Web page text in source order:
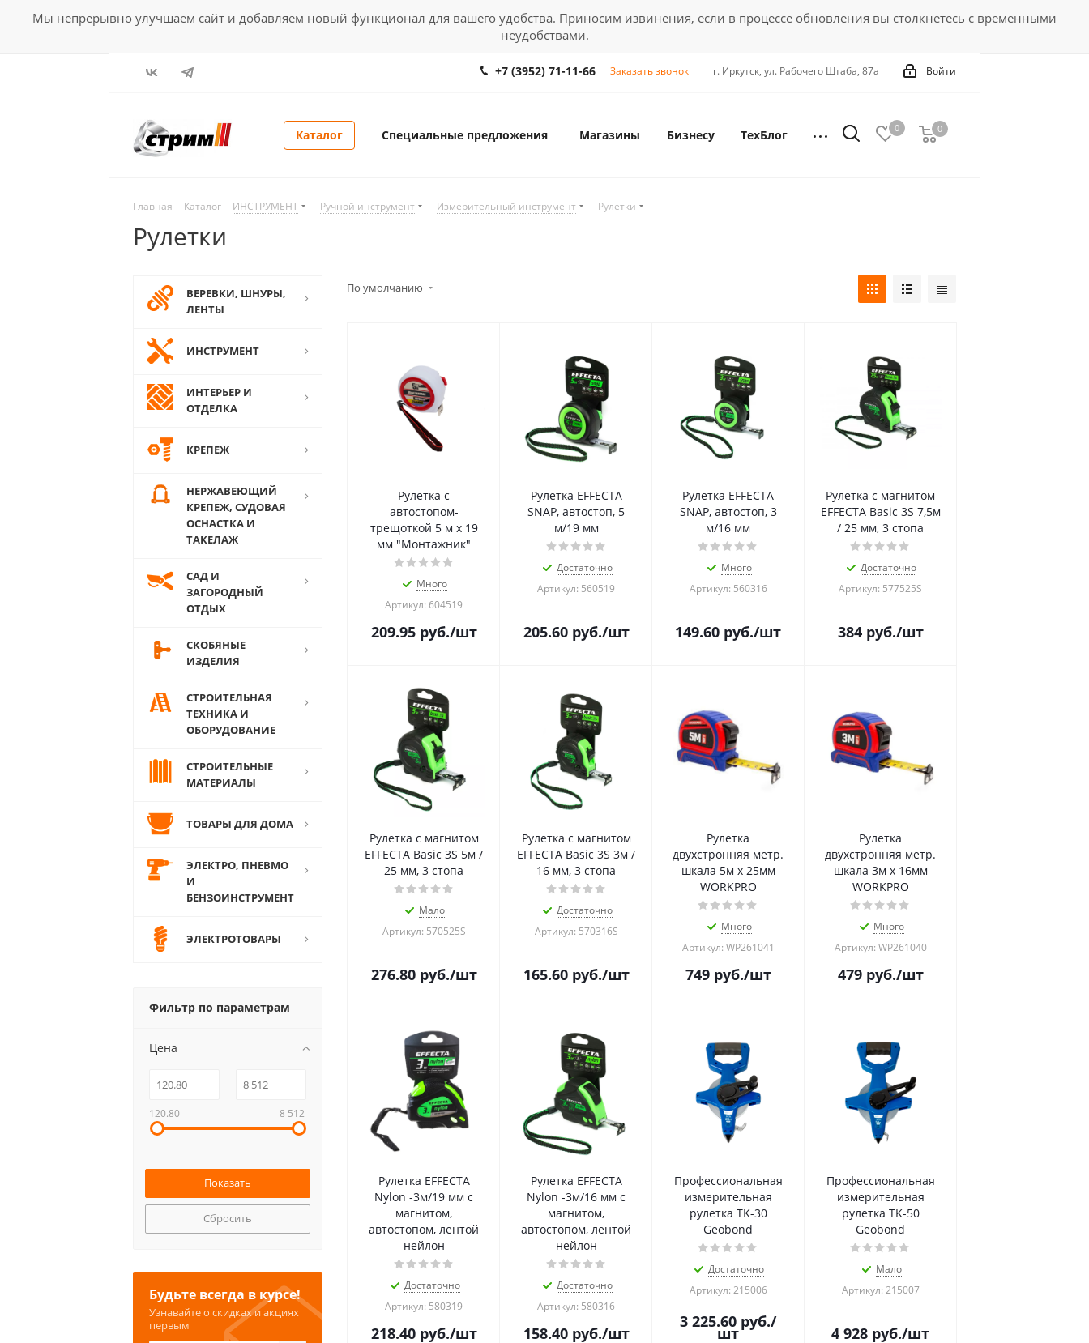
Мы непрерывно улучшаем сайт и добавляем новый функционал для вашего удобства. Приносим извинения, если в процессе обновления вы столкнётесь с временными
неудобствами.
Войти
г. Иркутск, ул. Рабочего Штаба, 87а
+7 (3952) 71-11-66 Заказать звонок
0 0
0
Каталог Специальные предложения Магазины Бизнесу ТехБлог
Главная - Каталог - ИНСТРУМЕНТ - Ручной инструмент - Измерительный инструмент - Рулетки
Рулетки
По умолчанию
Рулетка с
автостопом-
трещоткой 5 м х 19
мм "Монтажник"
Много
Артикул: 604519
209.95руб./шт
Рулетка EFFECTA
SNAP, автостоп, 5
м/19 мм
Достаточно
Артикул: 560519
205.60руб./шт
Рулетка EFFECTA
SNAP, автостоп, 3
м/16 мм
Много
Артикул: 560316
149.60 руб./шт
Рулетка с магнитом
EFFECTA Basic 3S 7,5м
/ 25 мм, 3 стопа
Достаточно
Артикул: 577525S
384руб./шт
Рулетка с магнитом
EFFECTA Basic 3S 5м /
25 мм, 3 стопа
Мало
Артикул: 570525S
276.80руб./шт
Рулетка с магнитом
EFFECTA Basic 3S 3м /
16 мм, 3 стопа
Достаточно
Артикул: 570316S
165.60руб./шт
Рулетка
двухстронняя метр.
шкала 5м х 25мм
WORKPRO
Много
Артикул: WP261041
749руб./шт
Рулетка
двухстронняя метр.
шкала 3м х 16мм
WORKPRO
Много
Артикул: WP261040
479руб./шт
Рулетка EFFECTA
Nylon -3м/19 мм с
магнитом,
автостопом, лентой
нейлон
Достаточно
Артикул: 580319
218.40руб./шт
Рулетка EFFECTA
Nylon -3м/16 мм с
магнитом,
автостопом, лентой
нейлон
Достаточно
Артикул: 580316
158.40руб./шт
Профессиональная
измерительная
рулетка TK-30
Geobond
Достаточно
Артикул: 215006
3 225.60 руб./
шт
Профессиональная
измерительная
рулетка TK-50
Geobond
Мало
Артикул: 215007
4 928 руб./шт
ВЕРЕВКИ, ШНУРЫ,
ЛЕНТЫ
ИНСТРУМЕНТ
ИНТЕРЬЕР И
ОТДЕЛКА
КРЕПЕЖ
НЕРЖАВЕЮЩИЙ
КРЕПЕЖ, СУДОВАЯ
ОСНАСТКА И
ТАКЕЛАЖ
САД И
ЗАГОРОДНЫЙ
ОТДЫХ
СКОБЯНЫЕ
ИЗДЕЛИЯ
СТРОИТЕЛЬНАЯ
ТЕХНИКА И
ОБОРУДОВАНИЕ
СТРОИТЕЛЬНЫЕ
МАТЕРИАЛЫ
ТОВАРЫ ДЛЯ ДОМА
ЭЛЕКТРО, ПНЕВМО
И
БЕНЗОИНСТРУМЕНТ
ЭЛЕКТРОТОВАРЫ
Фильтр по параметрам
Цена
120.80 8 512
Сбросить
Будьте всегда в курсе!
Узнавайте о скидках и акциях
первым